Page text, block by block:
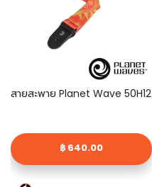
สายสะพาย Planet Wave 50H12
฿ 640.00